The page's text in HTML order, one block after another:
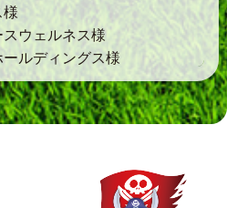
様
ウェルネス様
ルディングス様